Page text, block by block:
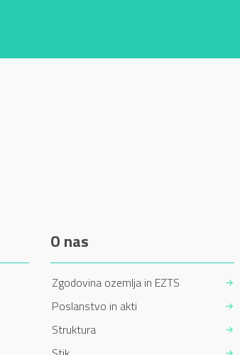
O nas
Zgodovina ozemlja in EZTS
Poslanstvo in akti
Struktura